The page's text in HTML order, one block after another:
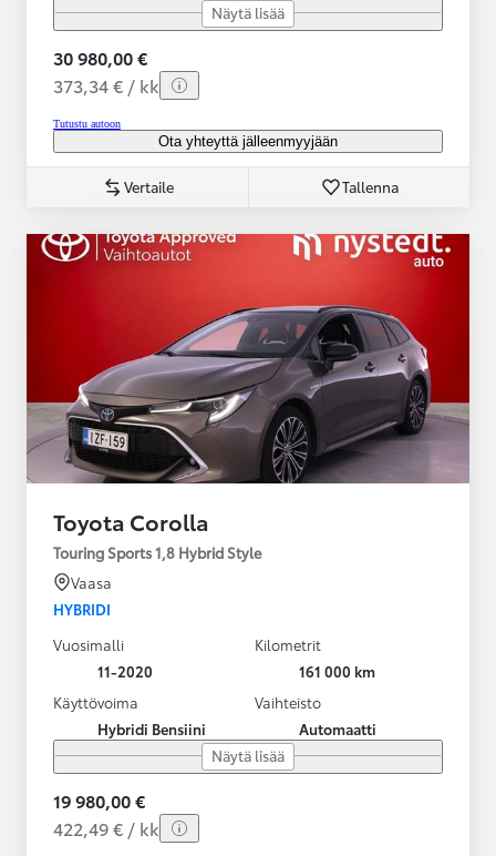
Näytä lisää
30 980,00 €
373,34 € / kk
Tutustu autoon
Ota yhteyttä jälleenmyyjään
Vertaile Tallenna
Toyota Corolla
Touring Sports 1,8 Hybrid Style
Vaasa
HYBRIDI
Vuosimalli
11-2020
Kilometrit
161 000 km
Käyttövoima
Hybridi Bensiini
Vaihteisto
Automaatti
Näytä lisää
19 980,00 €
422,49 € / kk